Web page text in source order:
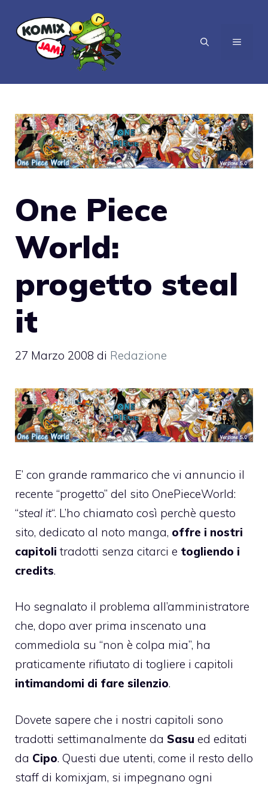
contenuto
MENU
One Piece
World:
progetto steal
it
27 Marzo 2008 di Redazione
E’ con grande rammarico che vi annuncio il
recente “progetto” del sito OnePieceWorld:
“steal it“. L’ho chiamato così perchè questo
sito, dedicato al noto manga, offre i nostri
capitoli tradotti senza citarci e togliendo i
credits.
Ho segnalato il problema all’amministratore
che, dopo aver prima inscenato una
commediola su “non è colpa mia”, ha
praticamente rifiutato di togliere i capitoli
intimandomi di fare silenzio.
Dovete sapere che i nostri capitoli sono
tradotti settimanalmente da Sasu ed editati
da Cipo. Questi due utenti, come il resto dello
staff di komixjam, si impegnano ogni